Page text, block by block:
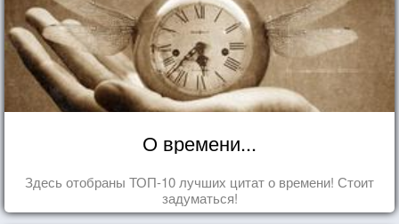
О времени...
Здесь отобраны ТОП-10 лучших цитат о времени! Стоит
задуматься!